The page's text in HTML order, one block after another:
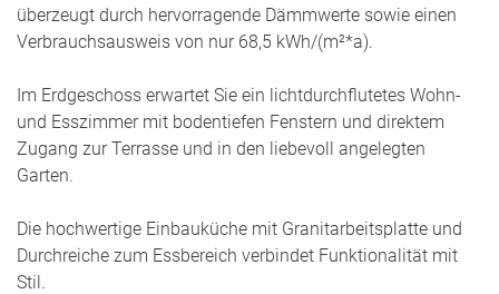
überzeugt durch hervorragende Dämmwerte sowie einen
Verbrauchsausweis von nur 68,5 kWh/(m²*a).
Im Erdgeschoss erwartet Sie ein lichtdurchflutetes Wohn-
und Esszimmer mit bodentiefen Fenstern und direktem
Zugang zur Terrasse und in den liebevoll angelegten
Garten.
Die hochwertige Einbauküche mit Granitarbeitsplatte und
Durchreiche zum Essbereich verbindet Funktionalität mit
Stil.